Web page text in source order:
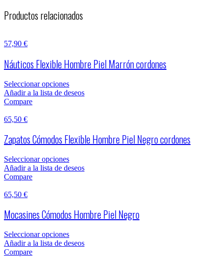
Productos relacionados
57,90 €
Náuticos Flexible Hombre Piel Marrón cordones
Seleccionar opciones
Añadir a la lista de deseos
Compare
65,50 €
Zapatos Cómodos Flexible Hombre Piel Negro cordones
Seleccionar opciones
Añadir a la lista de deseos
Compare
65,50 €
Mocasines Cómodos Hombre Piel Negro
Seleccionar opciones
Añadir a la lista de deseos
Compare